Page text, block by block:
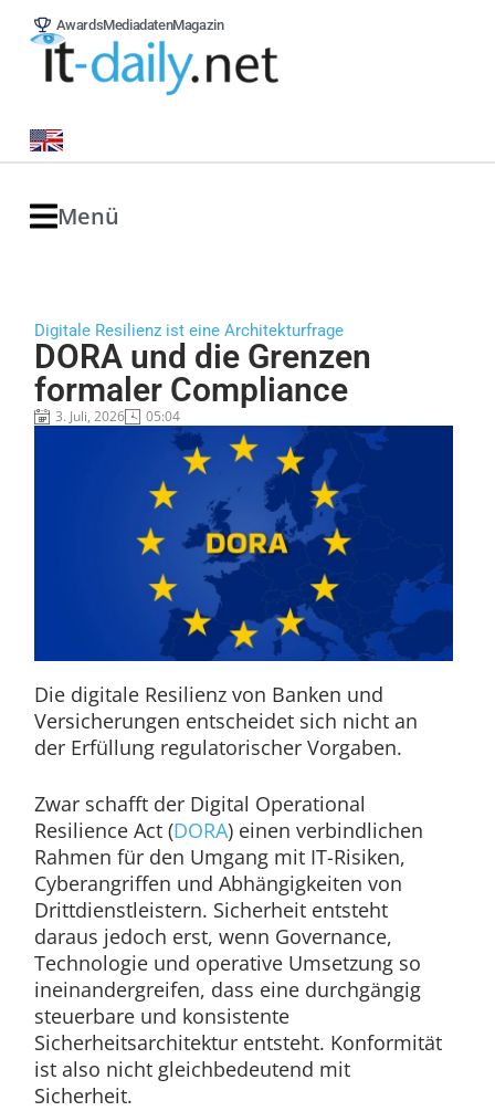
AwardsMediadatenMagazin
Menü
Digitale Resilienz ist eine Architekturfrage
DORA und die Grenzen
formaler Compliance
3. Juli, 2026 05:04
Die digitale Resilienz von Banken und
Versicherungen entscheidet sich nicht an
der Erfüllung regulatorischer Vorgaben.
Zwar schafft der Digital Operational
Resilience Act (DORA) einen verbindlichen
Rahmen für den Umgang mit IT-Risiken,
Cyberangriffen und Abhängigkeiten von
Drittdienstleistern. Sicherheit entsteht
daraus jedoch erst, wenn Governance,
Technologie und operative Umsetzung so
ineinandergreifen, dass eine durchgängig
steuerbare und konsistente
Sicherheitsarchitektur entsteht. Konformität
ist also nicht gleichbedeutend mit
Sicherheit.